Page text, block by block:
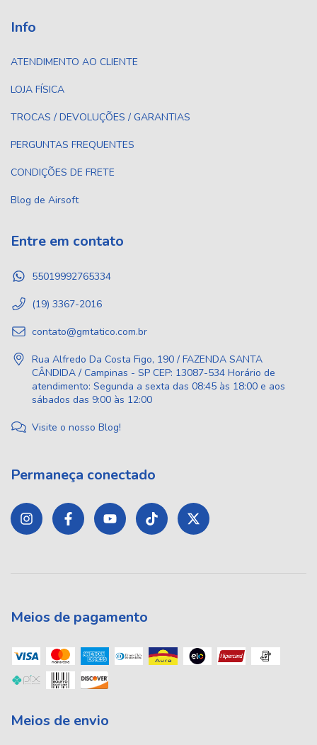
Info
ATENDIMENTO AO CLIENTE
LOJA FÍSICA
TROCAS / DEVOLUÇÕES / GARANTIAS
PERGUNTAS FREQUENTES
CONDIÇÕES DE FRETE
Blog de Airsoft
Entre em contato
55019992765334
(19) 3367-2016
contato@gmtatico.com.br
Rua Alfredo Da Costa Figo, 190 / FAZENDA SANTA
CÂNDIDA / Campinas - SP CEP: 13087-534 Horário de
atendimento: Segunda a sexta das 08:45 às 18:00 e aos
sábados das 9:00 às 12:00
Visite o nosso Blog!
Permaneça conectado
Meios de pagamento
Meios de envio